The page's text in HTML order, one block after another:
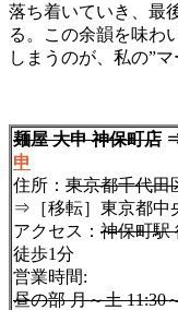
落ち着いていき、最
る。この余韻を味わ
しまうのが、私の”マ
麺屋 大申 神保町店
申
住所： 東京都千代田
⇒［移転］東京都中
アクセス： 神保町駅
徒歩1分
営業時間:
昼の部 月～土 11:30